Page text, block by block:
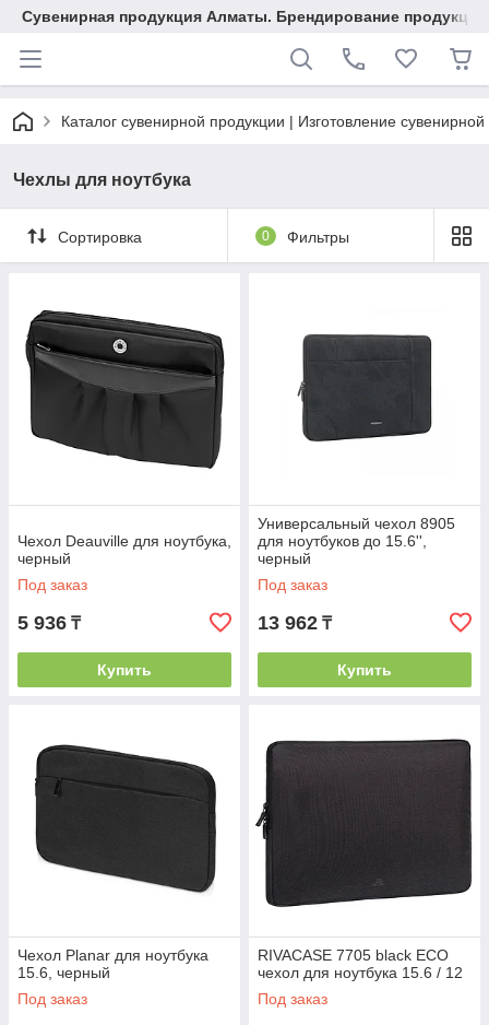
Сувенирная продукция Алматы. Брендирование
Каталог сувенирной продукции | Изготовление
Чехлы для ноутбука
Сортировка 0 Фильтры
Чехол Deauville для ноутбука,
черный
Под заказ
5 936 ₸
Купить
Универсальный чехол 8905
для ноутбуков до 15.6'',
черный
Под заказ
13 962 ₸
Купить
Чехол Planar для ноутбука
15.6, черный
Под заказ
RIVACASE 7705 black ECO
чехол для ноутбука 15.6 / 12
Под заказ